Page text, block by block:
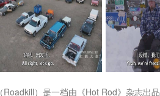
）是一档由《Hot Rod》杂志出